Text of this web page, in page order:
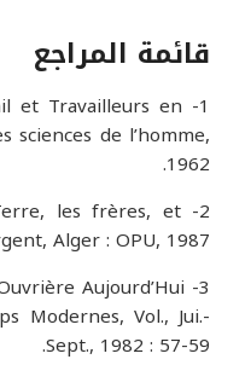
قائمة المراجع
et Travailleurs en
sciences de l’homme,
1962.
Terre, les frères, et
Alger : OPU, 1987
Aujourd’Hui
Modernes, Vol., Jui.-
Sept., 1982 : 57-59.